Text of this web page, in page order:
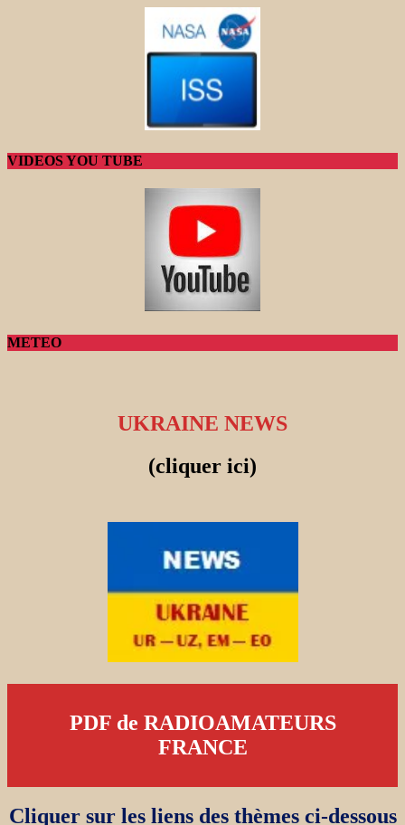
VIDEOS YOU TUBE
METEO
UKRAINE NEWS
(cliquer ici)
PDF de RADIOAMATEURS
FRANCE
Cliquer sur les liens des thèmes ci-dessous